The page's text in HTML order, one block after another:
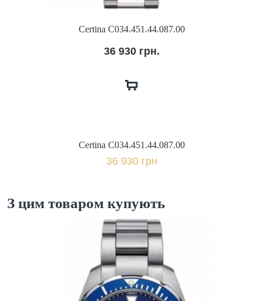
Certina C034.451.44.087.00
36 930 грн.
Certina C034.451.44.087.00
36 930 грн
З цим товаром купують